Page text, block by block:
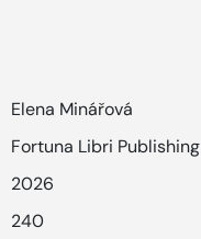
Elena Minářová
Fortuna Libri Publishing
2026
240